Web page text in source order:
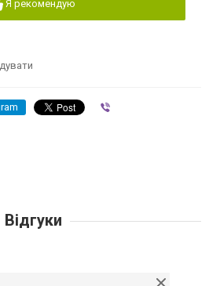
Я рекомендую
Відгуки